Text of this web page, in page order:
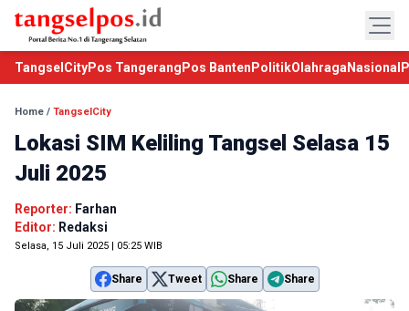
TangselCityPos Tangerang Pos Banten PolitikOlahraga Nasional
Home / TangselCity
Lokasi SIM Keliling Tangsel Selasa 15
Juli 2025
Reporter: Farhan
Editor: Redaksi
Selasa, 15 Juli 2025 | 05:25 WIB
Share Tweet Share Share